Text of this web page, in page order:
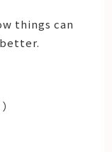
things can